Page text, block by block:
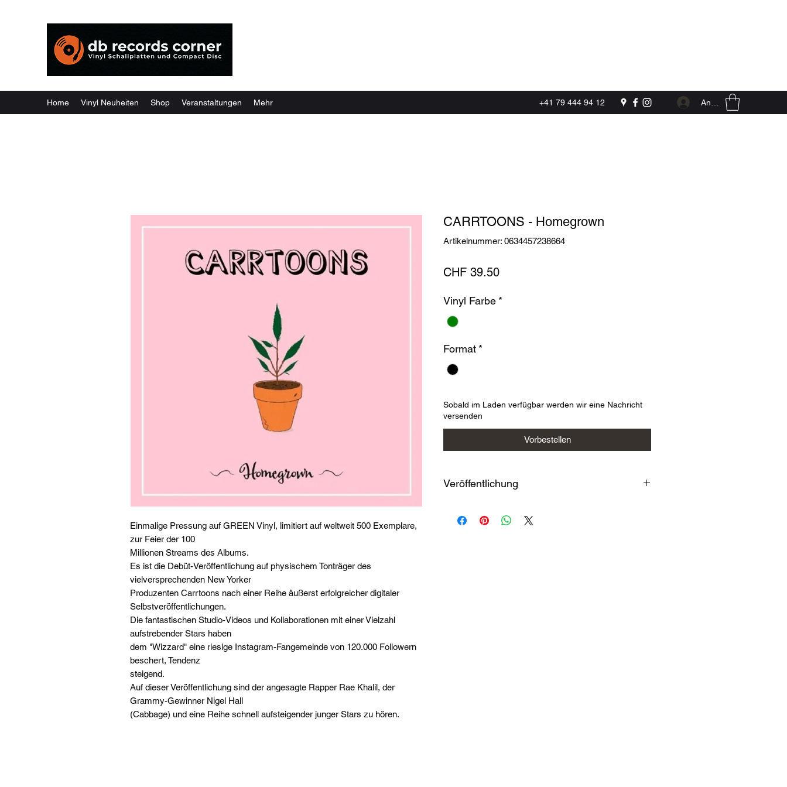
Home Vinyl Neuheiten Shop Veranstaltungen Mehr +41 79 444 94 12 Anmelden
Einmalige Pressung auf GREEN Vinyl, limitiert auf weltweit 500 Exemplare,
zur Feier der 100
Millionen Streams des Albums.
Es ist die Debüt-Veröffentlichung auf physischem Tonträger des
vielversprechenden New Yorker
Produzenten Carrtoons nach einer Reihe äußerst erfolgreicher digitaler
Selbstveröffentlichungen.
Die fantastischen Studio-Videos und Kollaborationen mit einer Vielzahl
aufstrebender Stars haben
dem "Wizzard" eine riesige Instagram-Fangemeinde von 120.000 Followern
beschert, Tendenz
steigend.
Auf dieser Veröffentlichung sind der angesagte Rapper Rae Khalil, der
Grammy-Gewinner Nigel Hall
(Cabbage) und eine Reihe schnell aufsteigender junger Stars zu hören.
CARRTOONS - Homegrown
Artikelnummer: 0634457238664
CHF 39.50Preis
Vinyl Farbe *
Format *
Sobald im Laden verfügbar werden wir eine Nachricht
versenden
Vorbestellen
Veröffentlichung